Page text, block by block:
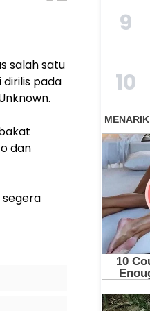
salah satu
dirilis pada
dan
segera
9
10